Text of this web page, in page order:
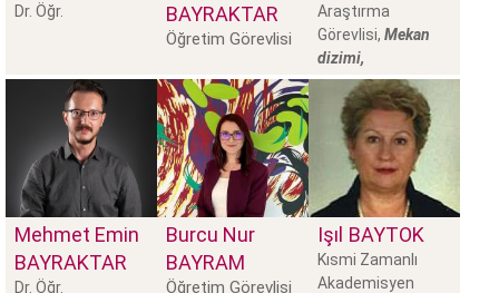
Dr. Öğr.
BAYRAKTAR
Öğretim Görevlisi
Araştırma
Görevlisi, Mekan
dizimi,
Mehmet Emin
BAYRAKTAR
Dr. Öğr.
Burcu Nur
BAYRAM
Öğretim Görevlisi
Işıl BAYTOK
Kısmi Zamanlı
Akademisyen